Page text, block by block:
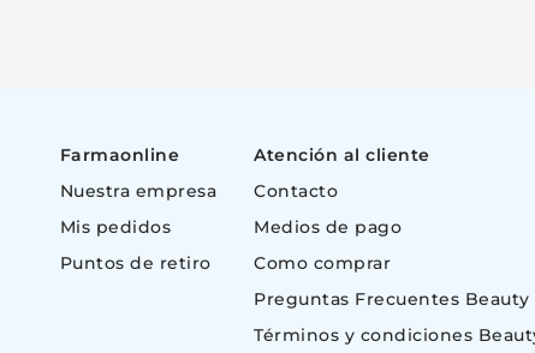
Farmaonline
Nuestra empresa
Mis pedidos
Puntos de retiro
Atención al cliente
Contacto
Medios de pago
Como comprar
Preguntas Frecuentes Beauty
Términos y condiciones